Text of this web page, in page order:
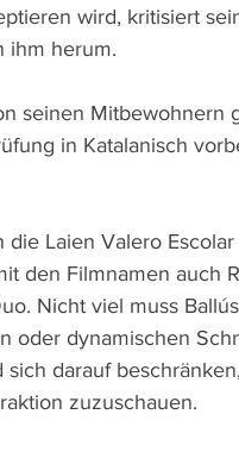
wird, kritisiert
ihm herum.
seinen Mitbewohnern
in Katalanisch
Laien Valero
den Filmnamen auch
Nicht viel muss
oder dynamischen
darauf
zuzuschauen.